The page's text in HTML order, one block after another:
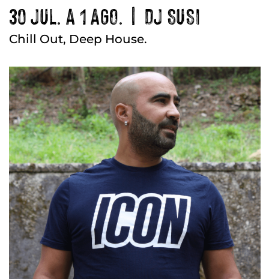
30 JUL. A 1 AGO. | DJ SUSI
Chill Out, Deep House.